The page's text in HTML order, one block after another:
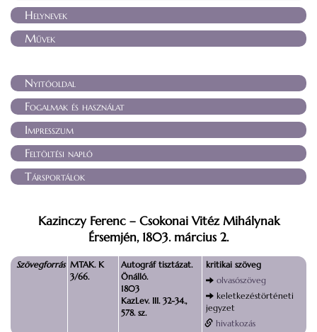
Helynevek
Művek
Nyitóoldal
Fogalmak és használat
Impresszum
Feltöltési napló
Társportálok
Kazinczy Ferenc – Csokonai Vitéz Mihálynak
Érsemjén, 1803. március 2.
Szövegforrás MTAK. K
3/66.
Autográf tisztázat.
Önálló.
1803
KazLev. III. 32-34.,
578. sz.
kritikai szöveg
olvasószöveg
keletkezéstörténeti
jegyzet
hivatkozás